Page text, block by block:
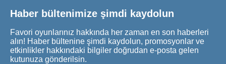
Haber bültenimize şimdi kaydolun
Favori oyunlarınız hakkında her zaman en son haberleri
alın! Haber bültenine şimdi kaydolun, promosyonlar ve
etkinlikler hakkındaki bilgiler doğrudan e-posta gelen
kutunuza gönderilsin.